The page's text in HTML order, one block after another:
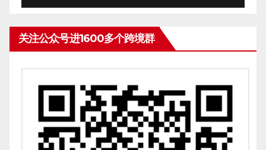
关注公众号进1600多个跨境群